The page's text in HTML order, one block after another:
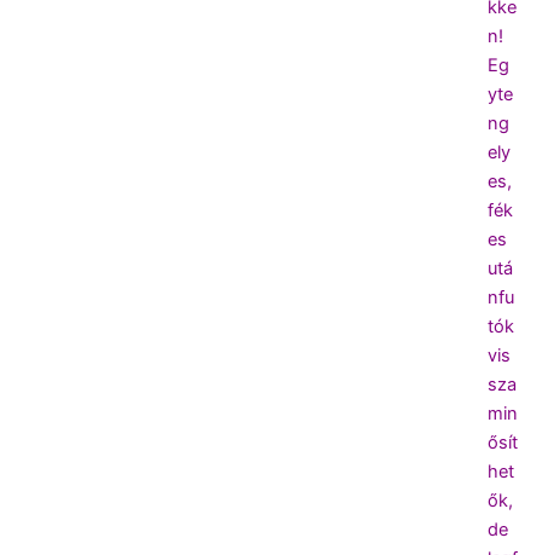
kke
n!
Eg
yte
ng
ely
es,
fék
es
utá
nfu
tók
vis
sza
min
ősít
het
ők,
de